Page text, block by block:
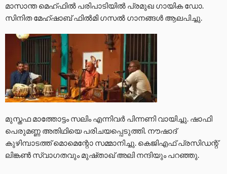
മാസാന്ത മെഹ്ഫിൽ പരിപാടിയിൽ പ്രമുഖ ഗായിക ഡോ.
സിനിത മേഹ്ഷാബ് ഫിൽമി ഗസൽ ഗാനങ്ങൾ ആലപിച്ചു.
മുസ്തഫ മാത്തോട്ടം സലിം എന്നിവർ പിന്നണി വായിച്ചു. ഷാഫി
പെരുമണ്ണ അതിഥിയെ പരിചയപ്പെടുത്തി. നൗഷാദ്
കുഴിമ്പാടത്ത് മൊമെന്റോ സമ്മാനിച്ചു. കെജിഎഫ് പ്രസിഡന്റ്
ലിങ്കൺ സ്വാഗതവും മുഷ്താഖ് അലി നന്ദിയും പറഞ്ഞു.